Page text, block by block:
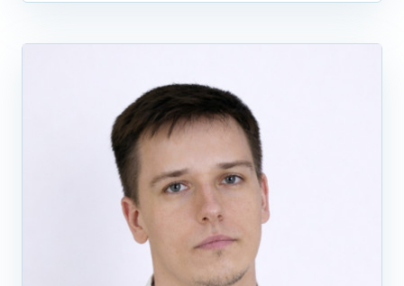
«Столица» дентальная КТ-диагностика по акции
обходится дешевле в ночное время. Узнать подробности и
записаться на прием к КТ-диагносту в клинике «Столица»
на Ленинском проспекте можно по телефонам, указанным
на странице наших контактов.
КЛКТ в клинике на Ленинском